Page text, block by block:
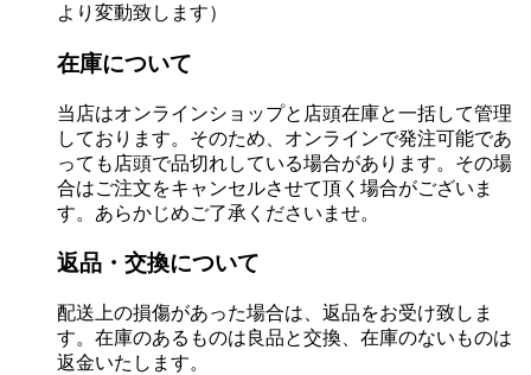
より変動致します）
在庫について
当店はオンラインショップと店頭在庫と一括して管理
しております。そのため、オンラインで発注可能であ
っても店頭で品切れしている場合があります。その場
合はご注文をキャンセルさせて頂く場合がございま
す。あらかじめご了承くださいませ。
返品・交換について
配送上の損傷があった場合は、返品をお受け致しま
す。在庫のあるものは良品と交換、在庫のないものは
返金いたします。